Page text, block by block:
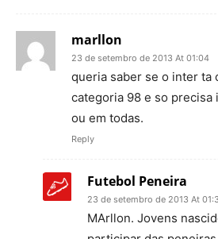
marllon
23 de setembro de 2013 At 01:04
queria saber se o inter ta
categoria 98 e so precisa
ou em todas.
Reply
Futebol Peneira
23 de setembro de 2013 At
MArllon. Jovens